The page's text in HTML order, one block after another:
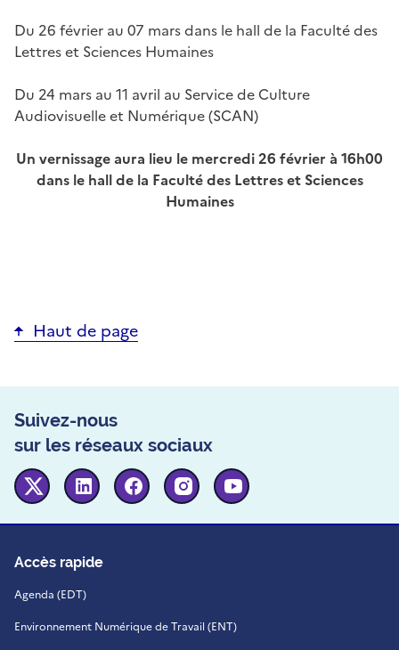
Du 26 février au 07 mars dans le hall de la Faculté des
Lettres et Sciences Humaines
Du 24 mars au 11 avril au Service de Culture
Audiovisuelle et Numérique (SCAN)
Un vernissage aura lieu le mercredi 26 février à 16h00
dans le hall de la Faculté des Lettres et Sciences
Humaines
Haut de page
Suivez-nous
sur les réseaux sociaux
Twitter Linkedin FacebookInstagram
Accès rapide
Agenda (EDT)
Environnement Numérique de Travail (ENT)